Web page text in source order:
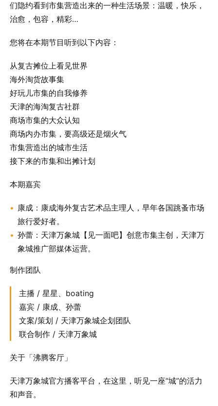
们隐约看到市集营造出来的一种生活场景：温暖，快乐，
治愈，包容，精彩…
您将在本期节目听到以下内容：
从复古摊位上看见世界
海外淘货故事集
好玩儿市集的自我修养
天津的海淘复古社群
商场市集的大众认知
商场内办市集，要高级还是烟火气
市集营造出的城市生活
接下来的市集和出摊计划
本期嘉宾
康成：康成海外复古艺术品主理人，早年各国跳蚤市场
旅行爱好者。
孙蕾：天津万象城【见一面吧】创意市集主创，天津万
象城推广部媒体运营。
制作团队
主播 / 星星、boating
嘉宾 / 康成、孙蕾
文案/策划 / 天津万象城企划团队
联合制作 / 天津万象城
关于「沸腾客厅」
天津万象城官方播客平台，在这里，听见一座“城”的活力
和声音。